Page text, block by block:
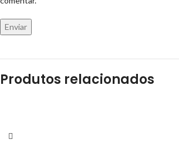
Produtos relacionados